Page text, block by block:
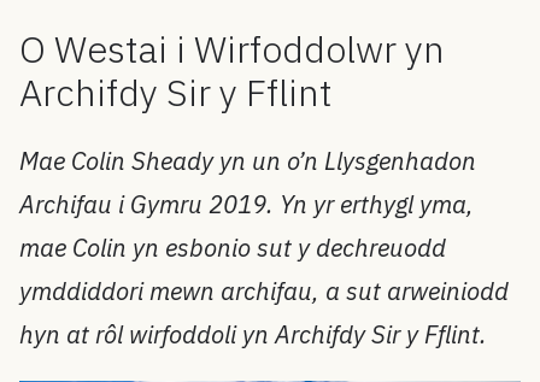
O Westai i Wirfoddolwr yn
Archifdy Sir y Fflint
Mae Colin Sheady yn un o’n Llysgenhadon
Archifau i Gymru 2019. Yn yr erthygl yma,
mae Colin yn esbonio sut y dechreuodd
ymddiddori mewn archifau, a sut arweiniodd
hyn at rôl wirfoddoli yn Archifdy Sir y Fflint.